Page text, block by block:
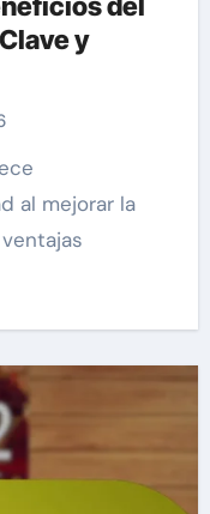
y
al mejorar la